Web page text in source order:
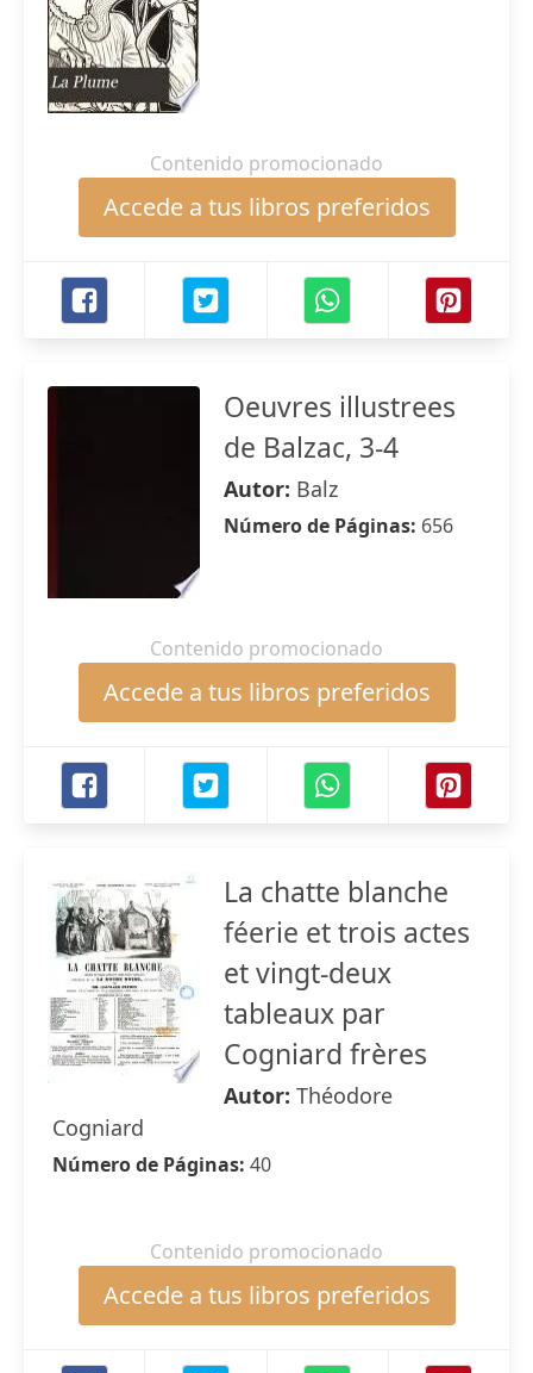
Contenido promocionado
Accede a tus libros preferidos
Oeuvres illustrees
de Balzac, 3-4
Autor: Balz
Número de Páginas: 656
Contenido promocionado
Accede a tus libros preferidos
La chatte blanche
féerie et trois actes
et vingt-deux
tableaux par
Cogniard frères
Autor: Théodore
Cogniard
Número de Páginas: 40
Contenido promocionado
Accede a tus libros preferidos